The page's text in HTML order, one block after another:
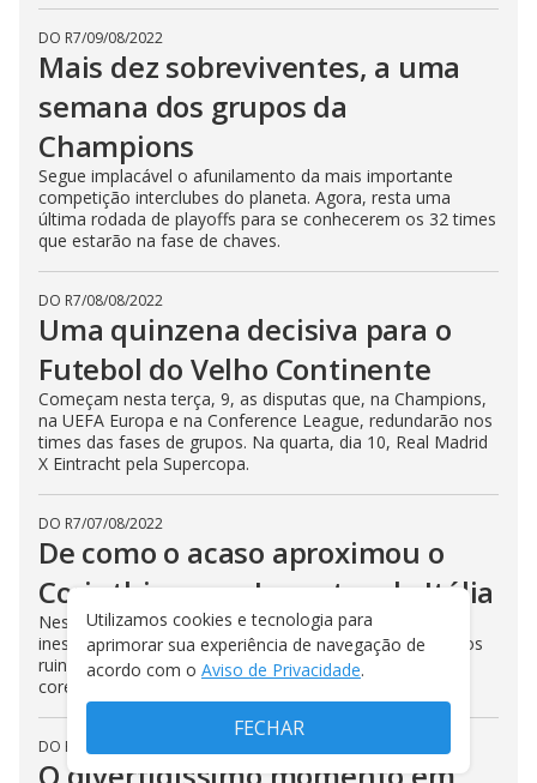
DO R7/09/08/2022
Mais dez sobreviventes, a uma
semana dos grupos da
Champions
Segue implacável o afunilamento da mais importante
competição interclubes do planeta. Agora, resta uma
última rodada de playoffs para se conhecerem os 32 times
que estarão na fase de chaves.
DO R7/08/08/2022
Uma quinzena decisiva para o
Futebol do Velho Continente
Começam nesta terça, 9, as disputas que, na Champions,
na UEFA Europa e na Conference League, redundarão nos
times das fases de grupos. Na quarta, dia 10, Real Madrid
X Eintracht pela Supercopa.
DO R7/07/08/2022
De como o acaso aproximou o
Corinthians e a Juventus da Itália
Nestes últimos tempos, uma série de eventos, do
inesperado ao infortúnio, tornou bem parecidos os lados
ruins das trajetórias de duas agremiações nas mesmas
cores e nas coleções de sucessos
DO R7 05/08/2022
Utilizamos cookies e tecnologia para
aprimorar sua experiência de navegação de
acordo com o Aviso de Privacidade.
FECHAR